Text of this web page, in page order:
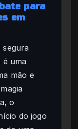
para
em
segura
é uma
mão e
o
do jogo